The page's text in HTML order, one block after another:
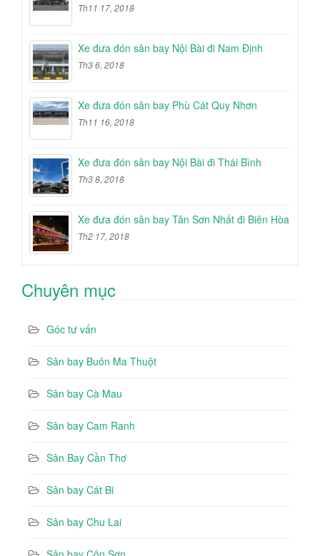
Th11 17, 2018
Xe đưa đón sân bay Nội Bài đi Nam Định
Th3 6, 2018
Xe đưa đón sân bay Phù Cát Quy Nhơn
Th11 16, 2018
Xe đưa đón sân bay Nội Bài đi Thái Bình
Th3 8, 2018
Xe đưa đón sân bay Tân Sơn Nhất đi Biên Hòa
Th2 17, 2018
Chuyên mục
Góc tư vấn
Sân bay Buôn Ma Thuột
Sân bay Cà Mau
Sân bay Cam Ranh
Sân Bay Cần Thơ
Sân bay Cát Bi
Sân bay Chu Lai